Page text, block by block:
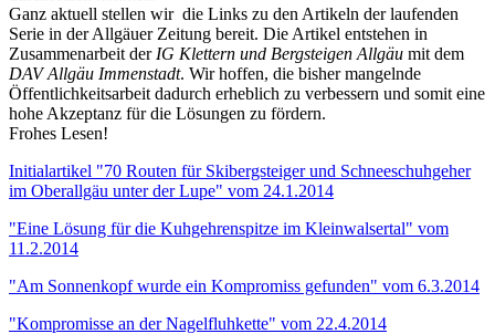
Ganz aktuell stellen wir die Links zu den Artikeln der laufenden
Serie in der Allgäuer Zeitung bereit. Die Artikel entstehen in
Zusammenarbeit der IG Klettern und Bergsteigen Allgäu mit dem
DAV Allgäu Immenstadt. Wir hoffen, die bisher mangelnde
Öffentlichkeitsarbeit dadurch erheblich zu verbessern und somit eine
hohe Akzeptanz für die Lösungen zu fördern.
Frohes Lesen!
Initialartikel "70 Routen für Skibergsteiger und Schneeschuhgeher
im Oberallgäu unter der Lupe" vom 24.1.2014
"Eine Lösung für die Kuhgehrenspitze im Kleinwalsertal" vom
11.2.2014
"Am Sonnenkopf wurde ein Kompromiss gefunden" vom 6.3.2014
"Kompromisse an der Nagelfluhkette" vom 22.4.2014